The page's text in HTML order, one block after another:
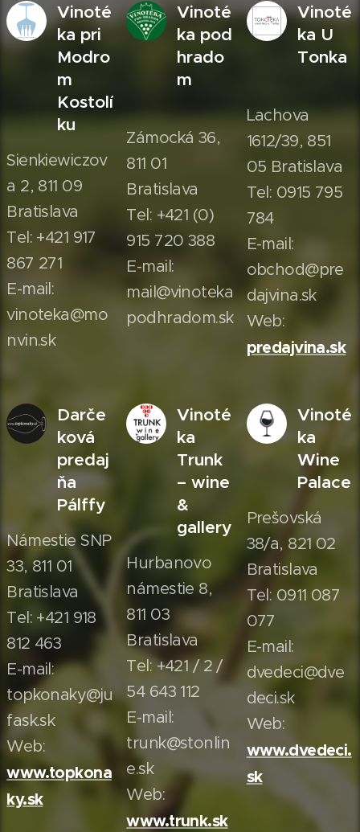
Vinoté
ka pri
Modro
m
Kostolí
ku
Sienkiewiczov
a 2, 811 09
Bratislava
Tel: +421 917
867 271
E-mail:
vinoteka@mo
nvin.sk
Vinoté
ka pod
hrado
m
Zámocká 36,
811 01
Bratislava
Tel: +421 (0)
915 720 388
E-mail:
mail@vinoteka
podhradom.sk
Vinoté
ka U
Tonka
Lachova
1612/39, 851
05 Bratislava
Tel: 0915 795
784
E-mail:
obchod@pre
dajvina.sk
Web:
predajvina.sk
Darče
ková
predaj
ňa
Pálffy
Námestie SNP
33, 811 01
Bratislava
Tel: +421 918
812 463
E-mail:
topkonaky@ju
fask.sk
Web:
www.topkona
ky.sk
Vinoté
ka
Trunk
– wine
&
gallery
Hurbanovo
námestie 8,
811 03
Bratislava
Tel: +421 / 2 /
54 643 112
E-mail:
trunk@stonlin
e.sk
Web:
www.trunk.sk
Vinoté
ka
Wine
Palace
Prešovská
38/a, 821 02
Bratislava
Tel: 0911 087
077
E-mail:
dvedeci@dve
deci.sk
Web:
www.dvedeci.
sk